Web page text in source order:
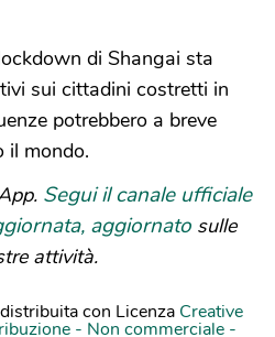
di Shangai sta
sui cittadini costretti in
potrebbero a breve
il mondo.
Segui il canale ufficiale
aggiornato sulle
attività.
con Licenza Creative
- Non commerciale -